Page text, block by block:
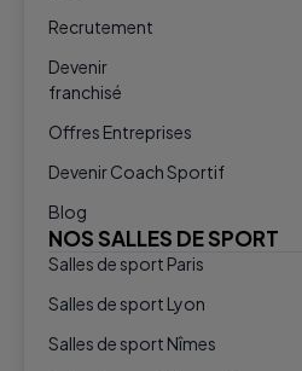
Recrutement
Devenir
franchisé
Offres Entreprises
Devenir Coach Sportif
Blog
NOS SALLES DE SPORT
Salles de sport Paris
Salles de sport Lyon
Salles de sport Nîmes